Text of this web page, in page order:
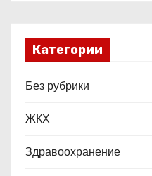
Категории
Без рубрики
ЖКХ
Здравоохранение